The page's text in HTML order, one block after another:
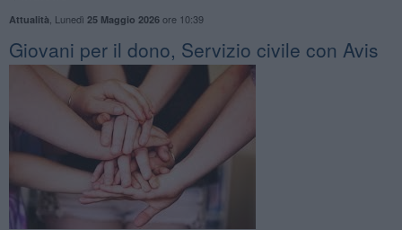
Attualità Lunedì 25 Maggio 2026ore 10:39
Giovani per il dono, Servizio civile con Avis